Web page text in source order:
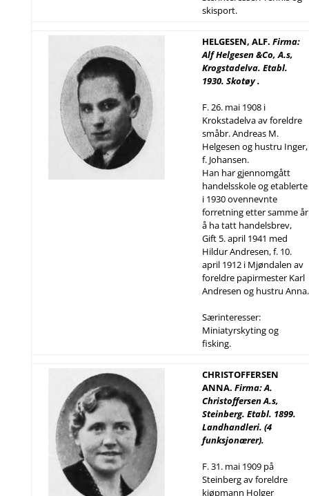
skisport.
HELGESEN, ALF. Firma:
Alf Helgesen &Co, A.s,
Krogstadelva. Etabl.
1930. Skotøy .
F. 26. mai 1908 i
Krokstadelva av foreldre
småbr. Andreas M.
Helgesen og hustru Inger,
f. Johansen.
Han har gjennomgått
handelsskole og etablerte
i 1930 ovennevnte
forretning etter samme år
å ha tatt handelsbrev,
Gift 5. april 1941 med
Hildur Andresen, f. 10.
april 1912 i Mjøndalen av
foreldre papirmester Karl
Andresen og hustru Anna.
Særinteresser:
Miniatyrskyting og
fisking.
CHRISTOFFERSEN
ANNA. Firma: A.
Christoffersen A.s,
Steinberg. Etabl. 1899.
Landhandleri. (4
funksjonærer).
F. 31. mai 1909 på
Steinberg av foreldre
kjøpmann Holger